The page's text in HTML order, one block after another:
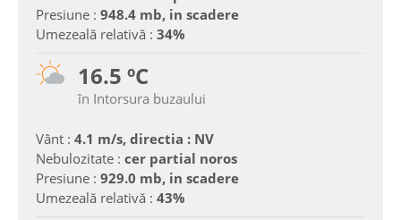
Presiune : 948.4 mb, in scadere
Umezeală relativă : 34%
16.5 ºC
în Intorsura buzaului
Vânt : 4.1 m/s, directia : NV
Nebulozitate : cer partial noros
Presiune : 929.0 mb, in scadere
Umezeală relativă : 43%